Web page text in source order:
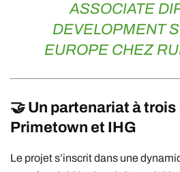
ASSOCIATE
DEVELOPMENT
EUROPE CHEZ
🤝 Un partenariat à trois
Primetown et IHG
Le projet s’inscrit dans une